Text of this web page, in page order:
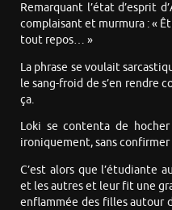
Remarquant l’état d’esprit
complaisant et murmura : «
tout repos… »
La phrase se voulait
le sang-froid de s’en rendre
ça.
Loki se contenta de
ironiquement, sans
C’est alors que l’étudiante
et les autres et leur fit une
enflammée des filles autour